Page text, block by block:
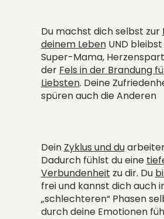
Du machst dich selbst zur
deinem LebenUND
Super-Mama,
der Fels in der Brandung
Liebsten. Deine
spüren auch die Anderen
Dein Zyklus und du
Dadurch fühlst du eine
Verbundenheit zu dir. Du
frei und kannst dich auch
„schlechteren“ Phasen
durch deine Emotionen